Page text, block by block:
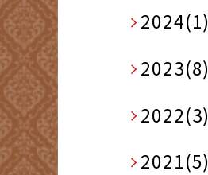
2024(1)
2023(8)
2022(3)
2021(5)